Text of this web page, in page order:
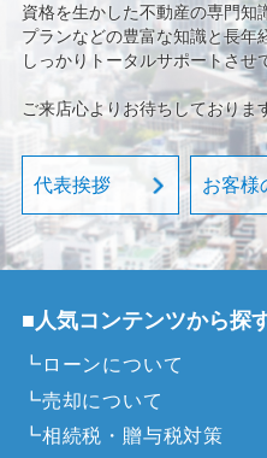
資格を生かした不動産の専門知
プランなどの豊富な知識と長年
しっかりトータルサポートさせ
ご来店心よりお待ちしておりま
代表挨拶 お客様
■人気コンテンツから探
┗ローンについて
┗売却について
┗相続税・贈与税対策